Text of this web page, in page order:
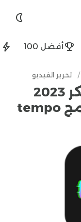
أفضل 100
/ تحرير الفيديو
تنزيل tempo مهكر 2023
وتحديث تحميل برنامج tempo